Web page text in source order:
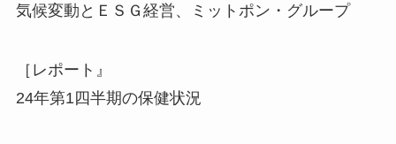
気候変動とＥＳＧ経営、ミットポン・グループ
［レポート』
24年第1四半期の保健状況